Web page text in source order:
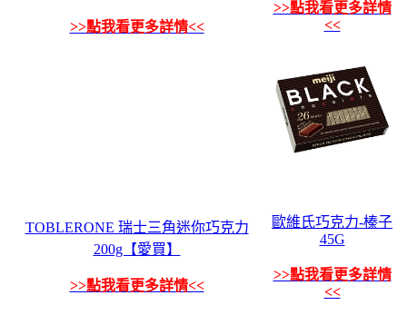
>>點我看更多詳情<<
>>點我看更多詳情
<<
TOBLERONE 瑞士三角迷你巧克力
200g【愛買】
>>點我看更多詳情<<
歐維氏巧克力-榛子
45G
>>點我看更多詳情
<<